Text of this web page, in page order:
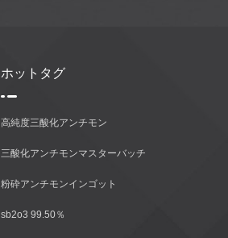
ホットタグ
高純度三酸化アンチモン
三酸化アンチモンマスターバッチ
粉砕アンチモンインゴット
sb2o3 99.50％